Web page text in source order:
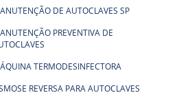
DE AUTOCLAVES SP
PREVENTIVA DE
TERMODESINFECTORA
REVERSA PARA AUTOCLAVES